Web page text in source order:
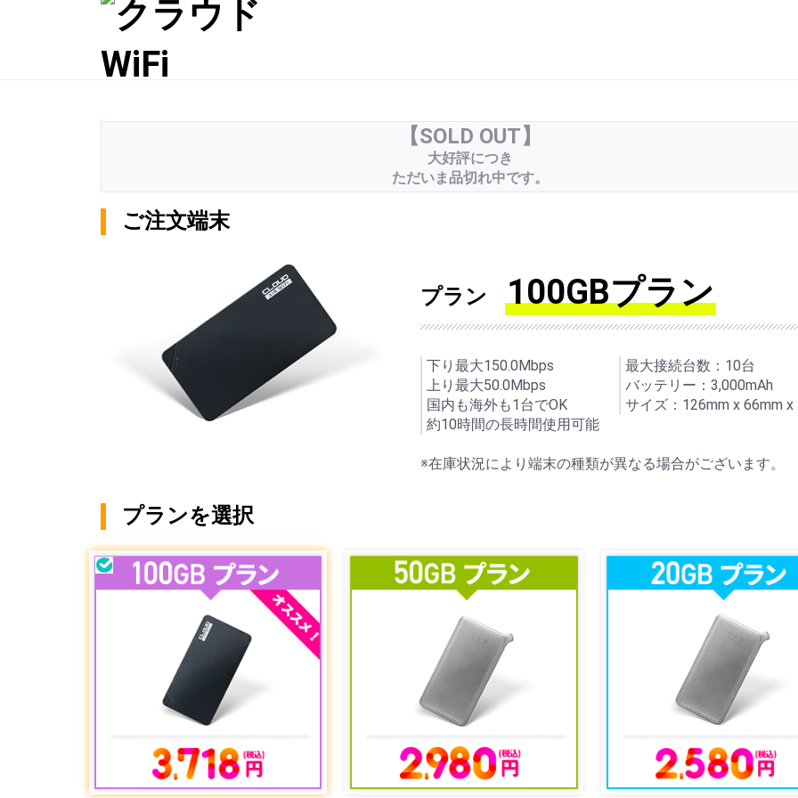
【SOLD OUT】
大好評につき
ただいま品切れ中です。
ご注文端末
プラン 100GBプラン
下り最大150.0Mbps
上り最大50.0Mbps
国内も海外も1台でOK
約10時間の長時間使用可能
最大接続台数：10台
バッテリー：3,000mAh
サイズ：126mm x 66mm x
※在庫状況により端末の種類が異なる場合がございます。
プランを選択